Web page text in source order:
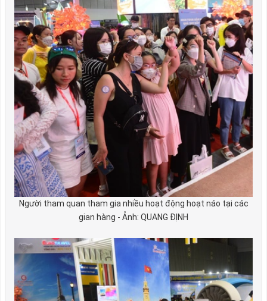
Người tham quan tham gia nhiều hoạt động hoạt náo tại các
gian hàng - Ảnh: QUANG ĐỊNH